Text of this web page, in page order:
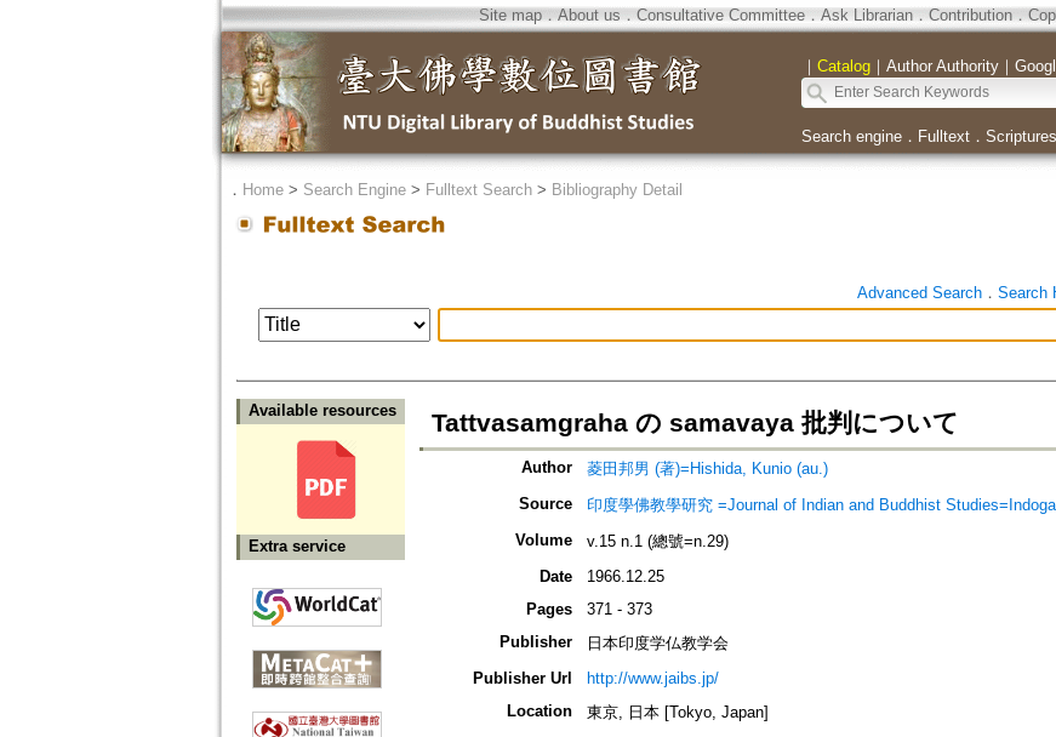
Site map．About us ． Consultative Committee． Ask Librarian． Contribution．
｜ Catalog｜ Author Authority｜
Search engine． Fulltext． Scriptures
． Home> Search Engine> Fulltext Search> Bibliography Detail
Advanced Search． Search
Available resources
Extra service
Tattvasamgraha の samavaya 批判について
Author
菱田邦男 (著)=Hishida, Kunio (au.)
Source
印度學佛教學研究 =Journal of Indian and Buddhist
Volume
v.15 n.1 (總號=n.29)
Date
1966.12.25
Pages
371 - 373
Publisher
日本印度学仏教学会
Publisher Url
http://www.jaibs.jp/
Location
東京, 日本 [Tokyo, Japan]